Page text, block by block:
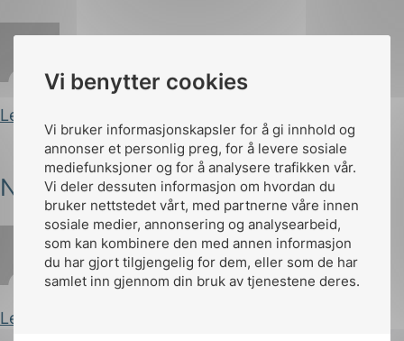
Vi benytter cookies
Vi bruker informasjonskapsler for å gi innhold og
annonser et personlig preg, for å levere sosiale
mediefunksjoner og for å analysere trafikken vår.
Vi deler dessuten informasjon om hvordan du
bruker nettstedet vårt, med partnerne våre innen
sosiale medier, annonsering og analysearbeid,
som kan kombinere den med annen informasjon
du har gjort tilgjengelig for dem, eller som de har
samlet inn gjennom din bruk av tjenestene deres.
Marianne Krosby Publisert 13.06.2017
Les innlegg
NEK 420-serien
Marianne Krosby Publisert 28.09.2016
Les innlegg